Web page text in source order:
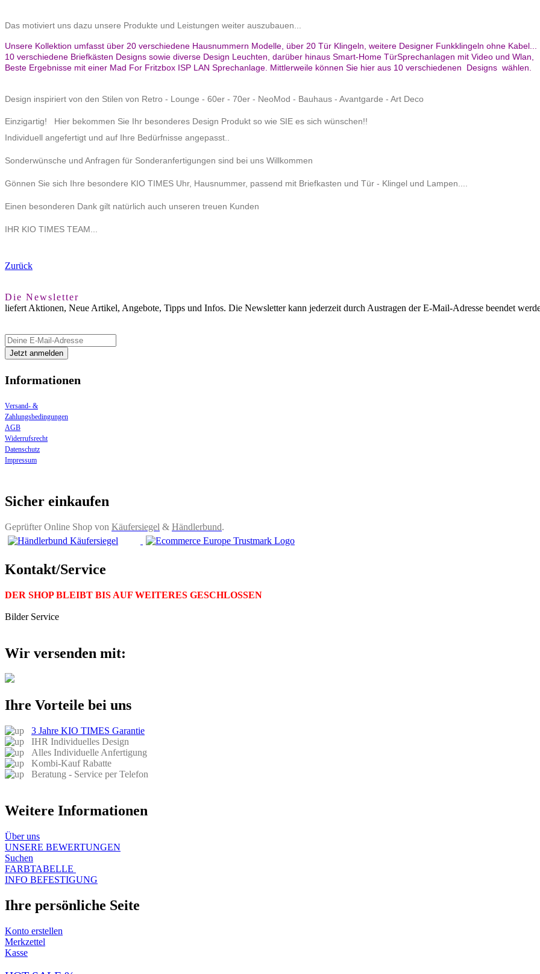
Das motiviert uns dazu unsere Produkte und Leistungen weiter auszubauen...
Unsere Kollektion umfasst über 20 verschiedene Hausnummern Modelle, über 20 Tür Klingeln, weitere Designer Funkklingeln ohne Kabel...
10 verschiedene Briefkästen Designs sowie diverse Design Leuchten, darüber hinaus Smart-Home TürSprechanlagen mit Video und Wlan,
Beste Ergebnisse mit einer Mad For Fritzbox ISP LAN Sprechanlage. Mittlerweile können Sie hier aus 10 verschiedenen Designs wählen.
Design inspiriert von den Stilen von Retro - Lounge - 60er - 70er - NeoMod - Bauhaus - Avantgarde - Art Deco
Einzigartig! Hier bekommen Sie Ihr besonderes Design Produkt so wie SIE es sich wünschen!!
Individuell angefertigt und auf Ihre Bedürfnisse angepasst..
Sonderwünsche und Anfragen für Sonderanfertigungen sind bei uns Willkommen
Gönnen Sie sich Ihre besondere KIO TIMES Uhr, Hausnummer, passend mit Briefkasten und Tür - Klingel und Lampen....
Einen besonderen Dank gilt natürlich auch unseren treuen Kunden
IHR KIO TIMES TEAM...
Zurück
Die Newsletter
liefert Aktionen, Neue Artikel, Angebote, Tipps und Infos. Die Newsletter kann jederzeit durch Austragen der E-Mail-Adresse beendet
Informationen
Versand- &
Zahlungsbedingungen
AGB
Widerrufsrecht
Datenschutz
Impressum
Sicher einkaufen
Geprüfter Online Shop von Käufersiegel & Händlerbund.
Kontakt/Service
DER SHOP BLEIBT BIS AUF WEITERES GESCHLOSSEN
Bilder Service
Wir versenden mit:
Ihre Vorteile bei uns
3 Jahre KIO TIMES Garantie
IHR Individuelles Design
Alles Individuelle Anfertigung
Kombi-Kauf Rabatte
Beratung - Service per Telefon
Weitere Informationen
Über uns​
UNSERE BEWERTUNGEN
Suchen
FARBTABELLE
INFO BEFESTIGUNG
Ihre persönliche Seite
Konto erstellen
Merkzettel
Kasse